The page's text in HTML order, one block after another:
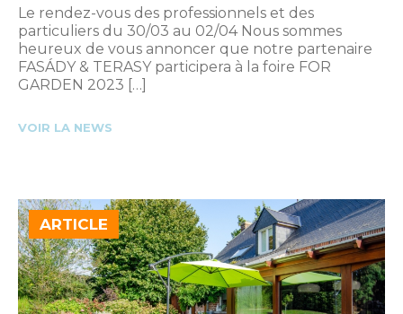
Le rendez-vous des professionnels et des
particuliers du 30/03 au 02/04 Nous sommes
heureux de vous annoncer que notre partenaire
FASÁDY & TERASY participera à la foire FOR
GARDEN 2023 […]
VOIR LA NEWS
ARTICLE